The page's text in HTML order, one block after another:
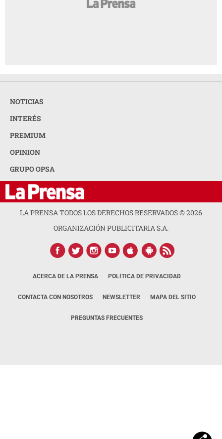
NOTICIAS
INTERÉS
PREMIUM
OPINION
GRUPO OPSA
LA PRENSA TODOS LOS DERECHOS RESERVADOS ©2026
ORGANIZACIÓN PUBLICITARIA S.A.
ACERCA DE LA PRENSA POLÍTICA DE PRIVACIDAD
CONTACTA CON NOSOTROS NEWSLETTER MAPA DEL SITIO
PREGUNTAS FRECUENTES